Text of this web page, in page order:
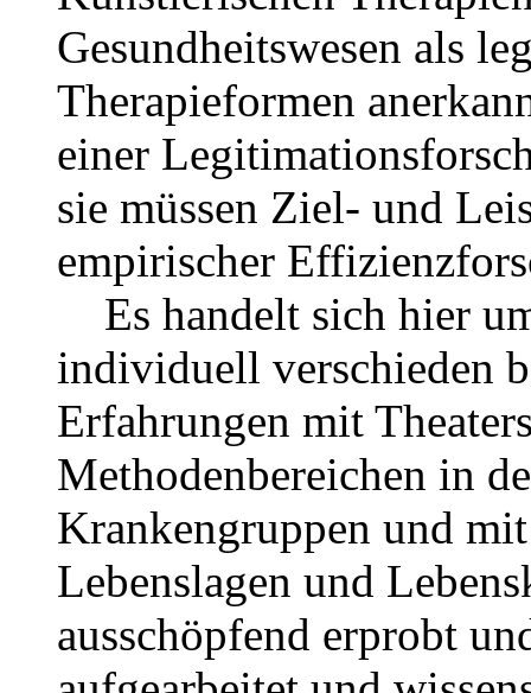
Gesundheitswesen als
Therapieformen
einer
sie müssen Ziel- und
empirischer
Es handelt sich hier
individuell verschieden
Erfahrungen mit
Methodenbereichen in
Krankengruppen und
Lebenslagen und
ausschöpfend erprobt